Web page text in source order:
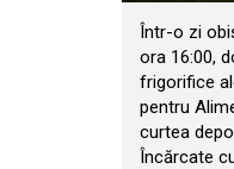
Într-o zi
ora 16:00,
frigorifice
pentru
curtea
Încărcate